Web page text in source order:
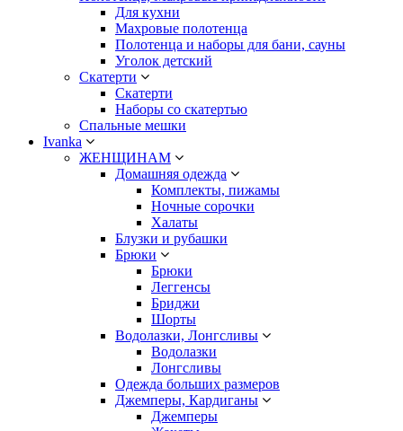
Для кухни
Махровые полотенца
Полотенца и наборы для бани, сауны
Уголок детский
Скатерти
Скатерти
Наборы со скатертью
Спальные мешки
Ivanka
ЖЕНЩИНАМ
Домашняя одежда
Комплекты, пижамы
Ночные сорочки
Халаты
Блузки и рубашки
Брюки
Брюки
Леггенсы
Бриджи
Шорты
Водолазки, Лонгсливы
Водолазки
Лонгсливы
Одежда больших размеров
Джемперы, Кардиганы
Джемперы